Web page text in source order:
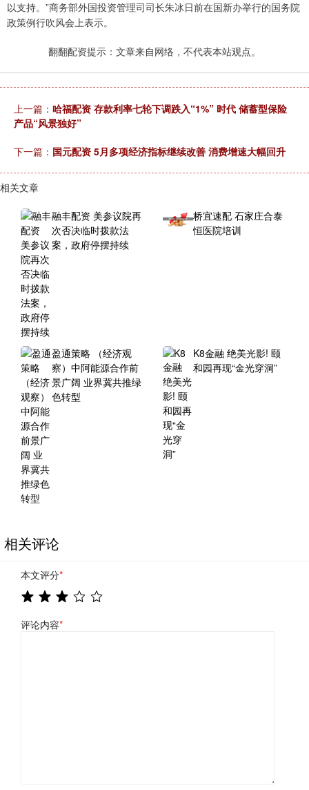
以支持。”商务部外国投资管理司司长朱冰日前在国新办举行的国务院
政策例行吹风会上表示。
翻翻配资提示：文章来自网络，不代表本站观点。
上一篇： 哈福配资 存款利率七轮下调跌入“1%” 时代 储蓄型保险
产品“风景独好”
下一篇： 国元配资 5月多项经济指标继续改善 消费增速大幅回升
相关文章
融丰配资 美参议院再
次否决临时拨款法
案，政府停摆持续
桥宜速配 石家庄合泰
恒医院培训
盈通策略 （经济观
察）中阿能源合作前
景广阔 业界冀共推绿
色转型
K8金融 绝美光影! 颐
和园再现“金光穿洞”
相关评论
本文评分*
评论内容*